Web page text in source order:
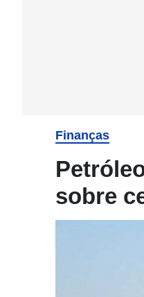
Finanças
sobre